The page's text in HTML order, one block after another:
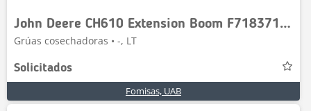
John Deere CH610 Extension Boom F718371 F718372 F718371
Grúas cosechadoras • -, LT
Solicitados
Fomisas, UAB